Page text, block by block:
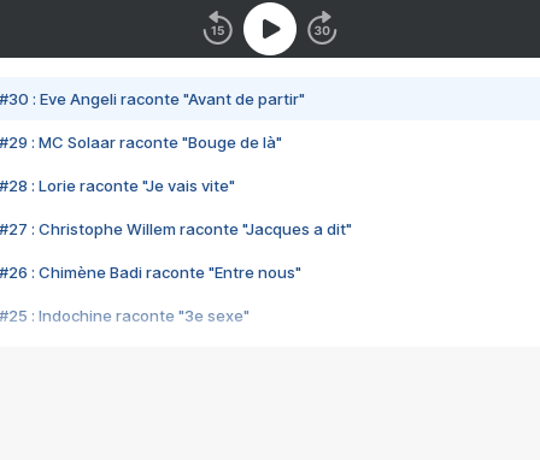
#30 : Eve Angeli raconte "Avant de partir"
#29 : MC Solaar raconte "Bouge de là"
#28 : Lorie raconte "Je vais vite"
#27 : Christophe Willem raconte "Jacques a dit"
#26 : Chimène Badi raconte "Entre nous"
#25 : Indochine raconte "3e sexe"